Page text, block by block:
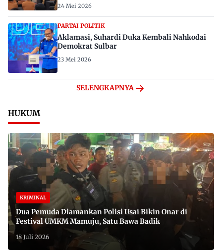
24 Mei 2026
PARTAI POLITIK
Aklamasi, Suhardi Duka Kembali Nahkodai
Demokrat Sulbar
23 Mei 2026
SELENGKAPNYA
HUKUM
KRIMINAL
Dua Pemuda Diamankan Polisi Usai Bikin Onar di
Festival UMKM Mamuju, Satu Bawa Badik
18 Juli 2026